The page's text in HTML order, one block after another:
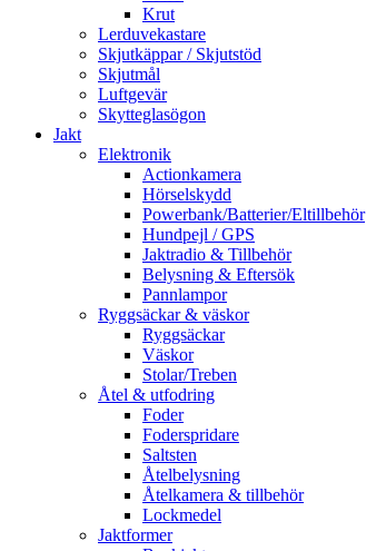
Krut
Lerduvekastare
Skjutkäppar / Skjutstöd
Skjutmål
Luftgevär
Skytteglasögon
Jakt
Elektronik
Actionkamera
Hörselskydd
Powerbank/Batterier/Eltillbehör
Hundpejl / GPS
Jaktradio & Tillbehör
Belysning & Eftersök
Pannlampor
Ryggsäckar & väskor
Ryggsäckar
Väskor
Stolar/Treben
Åtel & utfodring
Foder
Foderspridare
Saltsten
Åtelbelysning
Åtelkamera & tillbehör
Lockmedel
Jaktformer